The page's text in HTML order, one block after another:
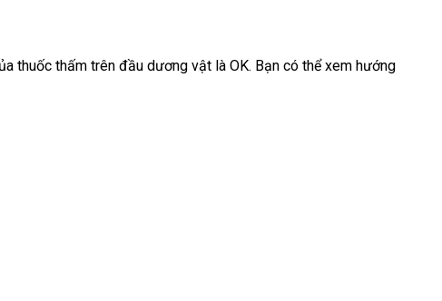
tín
thuốc thấm trên đầu dương vật là OKkho
. Bạn danh
có thể xem hướng